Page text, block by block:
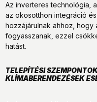
Az inverteres technológia,
az okosotthon integráció
hozzájárulnak ahhoz, hogy
fogyasszanak, ezzel
hatást.
TELEPÍTÉSI
KLÍMABERENDEZÉSEK